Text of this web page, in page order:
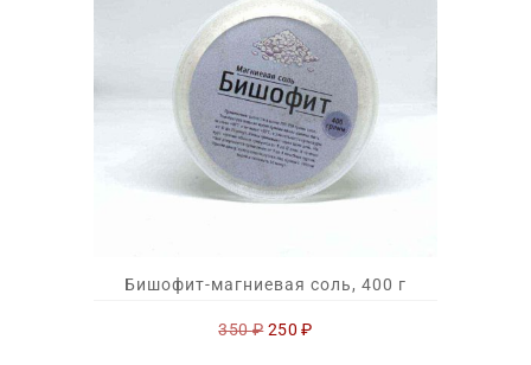
Бишофит-магниевая соль, 400 г
350₽ Первоначальная
250₽Текущая